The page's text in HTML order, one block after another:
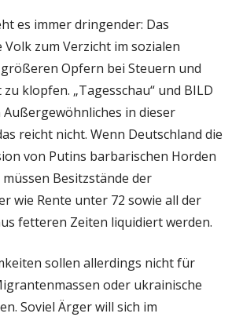
es immer dringender: Das
zum Verzicht im sozialen
Opfern bei Steuern und
klopfen. „Tagesschau“ und BILD
Außergewöhnliches in dieser
reicht nicht. Wenn Deutschland die
von Putins barbarischen Horden
Besitzstände der
wie Rente unter 72 sowie all der
fetteren Zeiten liquidiert werden.
sollen allerdings nicht für
oder ukrainische
Soviel Ärger will sich im